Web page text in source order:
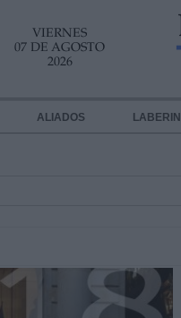
VIERNES
07 DE AGOSTO
2026
ALIADOS
TUS DATOS